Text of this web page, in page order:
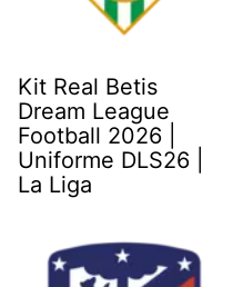
Kit Real Betis
Dream League
Football 2026 |
Uniforme DLS26 |
La Liga